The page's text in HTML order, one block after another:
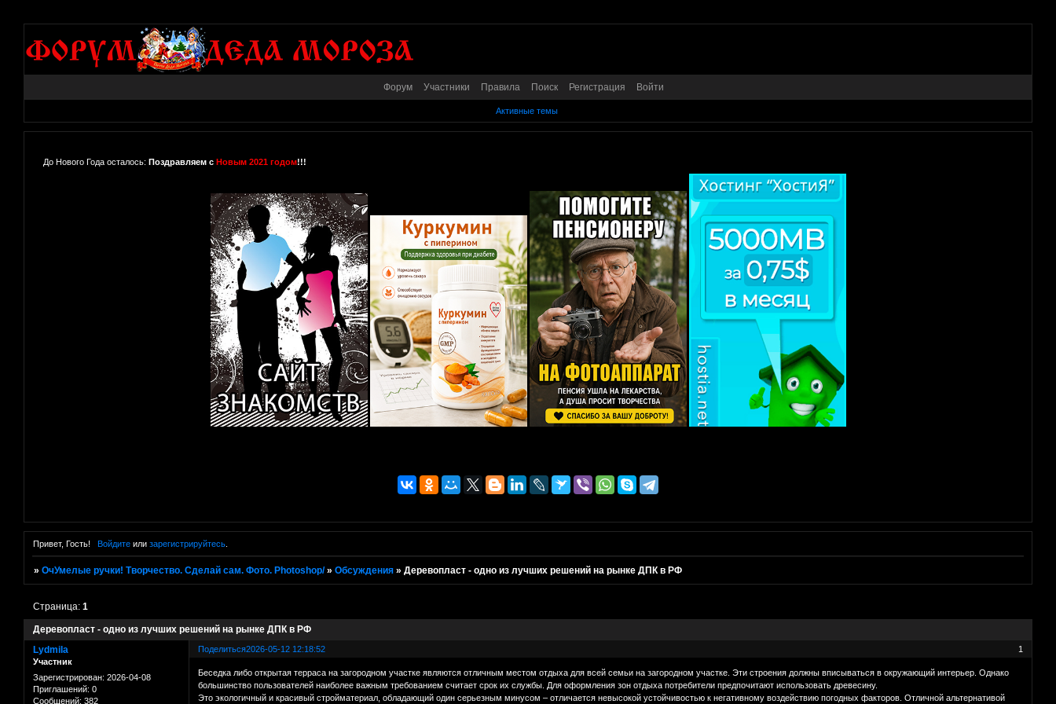
Форум Участники Правила Поиск Регистрация Войти
Активные темы
До Нового Года осталось: Поздравляем с Новым 2021 годом!!!
Привет, Гость! Войдитеили зарегистрируйтесь.
»ОчУмелые ручки! Творчество. Сделай сам. Фото. Photoshop/ »Обсуждения »Деревопласт - одно из лучших решений на рынке ДПК в РФ
Деревопласт - одно из лучших решений на рынке ДПК в РФ
Страница:1
Поделиться 1
2026-05-12 12:18:52
Lydmila
Участник
Зарегистрирован: 2026-04-08
Приглашений: 0
Сообщений: 382
Беседка либо открытая терраса на загородном участке являются отличным местом отдыха для всей семьи на загородном участке. Эти строения должны вписываться в окружающий интерьер. Однако
большинство пользователей наиболее важным требованием считает срок их службы. Для оформления зон отдыха потребители предпочитают использовать древесину.
Это экологичный и красивый стройматериал, обладающий один серьезным минусом – отличается невысокой устойчивостью к негативному воздействию погодных факторов. Отличной альтернативой